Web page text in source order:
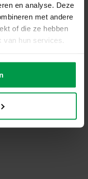
en analyse. Deze
met andere
of die ze hebben
hun services.